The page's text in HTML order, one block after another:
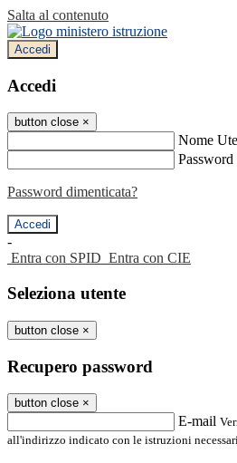
Salta al contenuto
Accedi
Accedi
button close ×
Nome
Password
Password dimenticata?
-
Entra con SPID Entra con CIE
Seleziona utente
button close ×
Recupero password
button close ×
E-mail
all'indirizzo indicato con le istruzioni